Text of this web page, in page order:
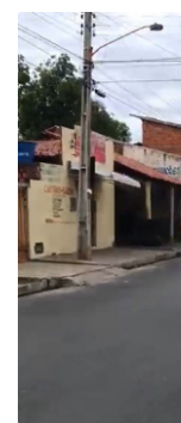
Desenvolvido
por
Hesea
Tecnologia
Sistemas